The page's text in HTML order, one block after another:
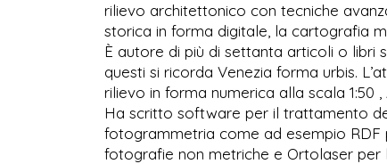
rilievo architettonico con tecniche
storica in forma digitale, la cartografia
È autore di più di settanta articoli o libri
questi si ricorda Venezia forma urbis.
rilievo in forma numerica alla scala 1:50 ,
Ha scritto software per il trattamento
fotogrammetria come ad esempio
fotografie non metriche e Ortolaser